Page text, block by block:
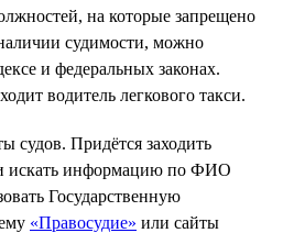
на которые запрещено
судимости, можно
и федеральных законах.
водитель легкового такси.
судов. Придётся заходить
искать информацию по ФИО
Государственную
«Правосудие» или сайты